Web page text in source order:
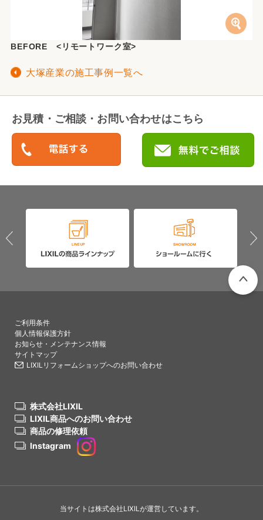
BEFORE <リモートワーク室>
大塚産業の施工事例一覧へ
お見積・ご相談・お問い合わせはこちら
ご利用条件
個人情報保護方針
お知らせ・メンテナンス情報
サイトマップ
LIXILリフォームショップへのお問い合わせ
株式会社LIXIL
LIXIL商品へのお問い合わせ
商品の修理依頼
Instagram
当サイトは株式会社LIXILが運営しています。